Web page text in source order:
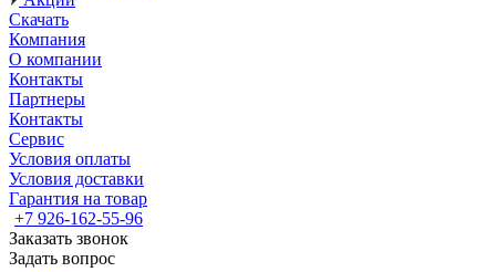
Скачать
Компания
О компании
Контакты
Партнеры
Контакты
Сервис
Условия оплаты
Условия доставки
Гарантия на товар
+7 926-162-55-96
Заказать звонок
Задать вопрос